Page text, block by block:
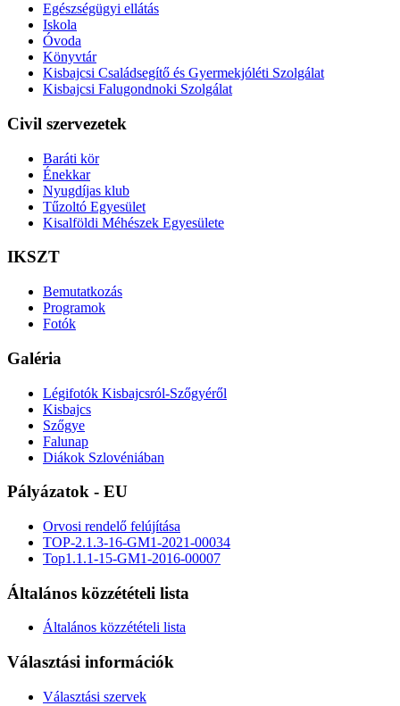
Egészségügyi ellátás
Iskola
Óvoda
Könyvtár
Kisbajcsi Családsegítő és Gyermekjóléti Szolgálat
Kisbajcsi Falugondnoki Szolgálat
Civil szervezetek
Baráti kör
Énekkar
Nyugdíjas klub
Tűzoltó Egyesület
Kisalföldi Méhészek Egyesülete
IKSZT
Bemutatkozás
Programok
Fotók
Galéria
Légifotók Kisbajcsról-Szőgyéről
Kisbajcs
Szőgye
Falunap
Diákok Szlovéniában
Pályázatok - EU
Orvosi rendelő felújítása
TOP-2.1.3-16-GM1-2021-00034
Top1.1.1-15-GM1-2016-00007
Általános közzétételi lista
Általános közzétételi lista
Választási információk
Választási szervek